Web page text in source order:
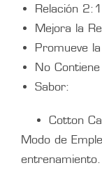
Relación
Mejora la
Promueve
No
Sabor:
Cotton
Modo de
entrenamiento.